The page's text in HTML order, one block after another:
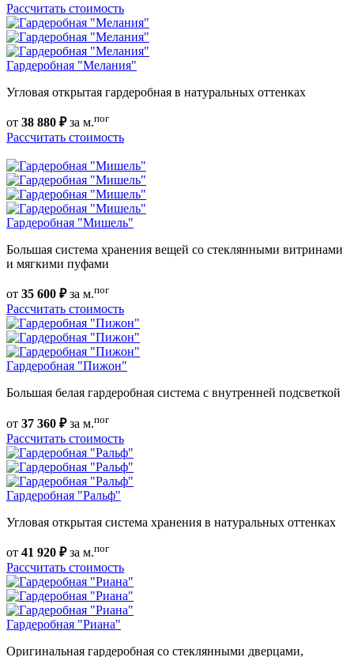
Рассчитать стоимость
Гардеробная "Мелания"
Угловая открытая гардеробная в натуральных оттенках
от 38 880 ₽за м.пог
Рассчитать стоимость
Гардеробная "Мишель"
Большая система хранения вещей со стеклянными витринами
и мягкими пуфами
от 35 600 ₽за м.пог
Рассчитать стоимость
Гардеробная "Пижон"
Большая белая гардеробная система с внутренней подсветкой
от 37 360 ₽за м.пог
Рассчитать стоимость
Гардеробная "Ральф"
Угловая открытая система хранения в натуральных оттенках
от 41 920 ₽за м.пог
Рассчитать стоимость
Гардеробная "Риана"
Оригинальная гардеробная со стеклянными дверцами,